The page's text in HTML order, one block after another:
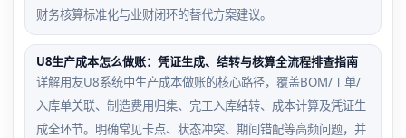
财务核算标准化与业财闭环的替代方案建议。
U8生产成本怎么做账：凭证生成、结转与核算全流程排查指南
详解用友U8系统中生产成本做账的核心路径，覆盖BOM/工单/
入库单关联、制造费用归集、完工入库结转、成本计算及凭证生
成全环节。明确常见卡点、状态冲突、期间错配等高频问题，并